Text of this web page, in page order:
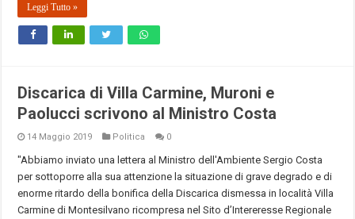
Leggi Tutto »
Discarica di Villa Carmine, Muroni e
Paolucci scrivono al Ministro Costa
14 Maggio 2019 Politica 0
"Abbiamo inviato una lettera al Ministro dell'Ambiente Sergio Costa
per sottoporre alla sua attenzione la situazione di grave degrado e di
enorme ritardo della bonifica della Discarica dismessa in località Villa
Carmine di Montesilvano ricompresa nel Sito d’Intereresse Regionale